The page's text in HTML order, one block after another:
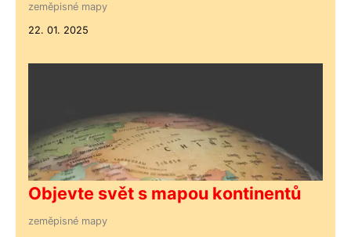
zeměpisné mapy
22. 01. 2025
Objevte svět s mapou kontinentů
zeměpisné mapy